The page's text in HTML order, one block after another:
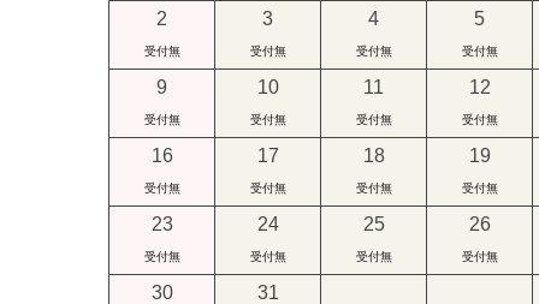
2
受付無
3
受付無
4
受付無
5
受付無
9
受付無
10
受付無
11
受付無
12
受付無
16
受付無
17
受付無
18
受付無
19
受付無
23
受付無
24
受付無
25
受付無
26
受付無
30 31